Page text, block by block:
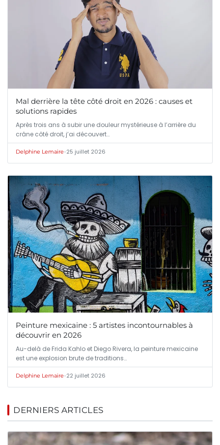
Mal derrière la tête côté droit en 2026 : causes et
solutions rapides
Après trois ans à subir une douleur mystérieuse à l’arrière du
crâne côté droit, j’ai découvert…
Delphine Lemaire•25 juillet 2026
Peinture mexicaine : 5 artistes incontournables à
découvrir en 2026
Au-delà de Frida Kahlo et Diego Rivera, la peinture mexicaine
est une explosion brute de traditions…
Delphine Lemaire•22 juillet 2026
DERNIERS ARTICLES